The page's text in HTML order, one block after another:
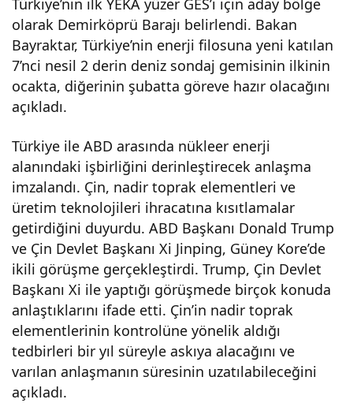
Türkiye’nin ilk YEKA yüzer GES’i için aday bölge
olarak Demirköprü Barajı belirlendi. Bakan
Bayraktar, Türkiye’nin enerji filosuna yeni katılan
7’nci nesil 2 derin deniz sondaj gemisinin ilkinin
ocakta, diğerinin şubatta göreve hazır olacağını
açıkladı.
Türkiye ile ABD arasında nükleer enerji
alanındaki işbirliğini derinleştirecek anlaşma
imzalandı. Çin, nadir toprak elementleri ve
üretim teknolojileri ihracatına kısıtlamalar
getirdiğini duyurdu. ABD Başkanı Donald Trump
ve Çin Devlet Başkanı Xi Jinping, Güney Kore’de
ikili görüşme gerçekleştirdi. Trump, Çin Devlet
Başkanı Xi ile yaptığı görüşmede birçok konuda
anlaştıklarını ifade etti. Çin’in nadir toprak
elementlerinin kontrolüne yönelik aldığı
tedbirleri bir yıl süreyle askıya alacağını ve
varılan anlaşmanın süresinin uzatılabileceğini
açıkladı.